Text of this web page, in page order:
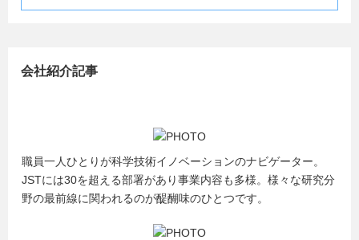
会社紹介記事
職員一人ひとりが科学技術イノベーションのナビゲーター。
JSTには30を超える部署があり事業内容も多様。様々な研究分
野の最前線に関われるのが醍醐味のひとつです。